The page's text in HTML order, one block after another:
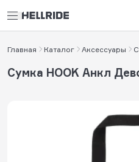
Главная Каталог Аксессуары
Сумка HOOK Анкл